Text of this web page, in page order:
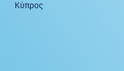
Κύπρος